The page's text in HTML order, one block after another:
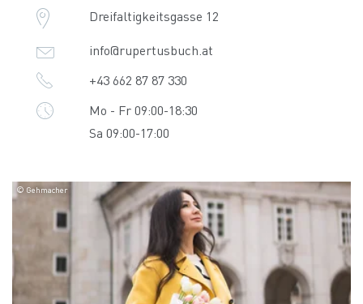
Dreifaltigkeitsgasse 12
info@rupertusbuch.at
+43 662 87 87 330
Mo - Fr 09:00-18:30
Sa 09:00-17:00
© Gehmacher